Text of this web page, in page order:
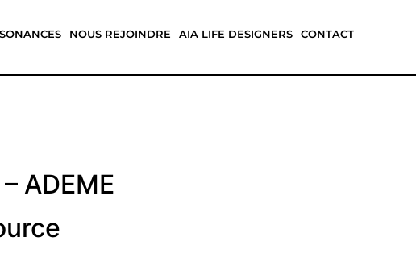
NOUS REJOINDRE AIA LIFE DESIGNERS CONTACT
ADEME